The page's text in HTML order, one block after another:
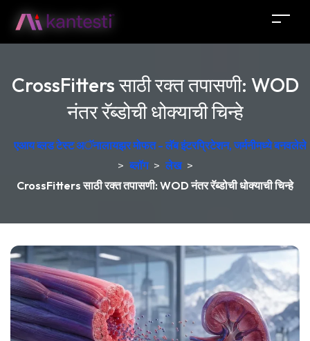
CrossFitters साठी रक्त तपासणी: WOD
नंतर रॅब्डोची धोक्याची चिन्हे
एआय ब्लड टेस्ट अॅनालायझर मोफत - लॅब इंटरप्रिटेशन, जर्मनीमध्ये बनवलेले
> ब्लॉग > लेख >
CrossFitters साठी रक्त तपासणी: WOD नंतर रॅब्डोची धोक्याची चिन्हे